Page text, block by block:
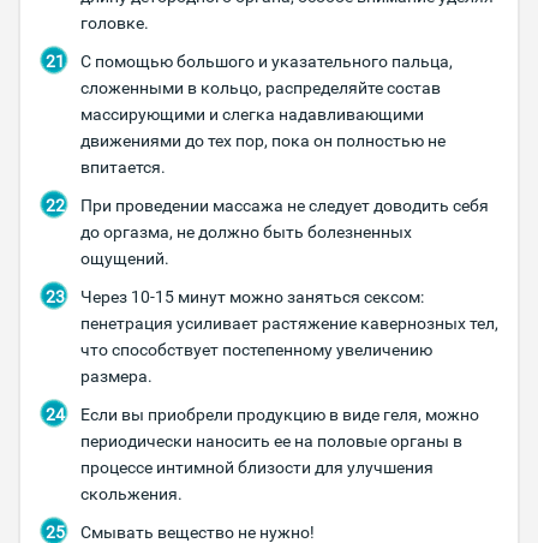
головке.
С помощью большого и указательного пальца,
сложенными в кольцо, распределяйте состав
массирующими и слегка надавливающими
движениями до тех пор, пока он полностью не
впитается.
При проведении массажа не следует доводить себя
до оргазма, не должно быть болезненных
ощущений.
Через 10-15 минут можно заняться сексом:
пенетрация усиливает растяжение кавернозных тел,
что способствует постепенному увеличению
размера.
Если вы приобрели продукцию в виде геля, можно
периодически наносить ее на половые органы в
процессе интимной близости для улучшения
скольжения.
Смывать вещество не нужно!